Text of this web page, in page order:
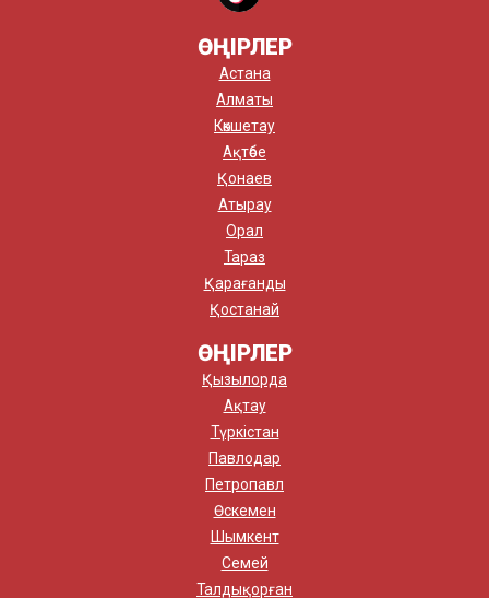
ӨҢІРЛЕР
Астана
Алматы
Көкшетау
Ақтөбе
Қонаев
Атырау
Орал
Тараз
Қарағанды
Қостанай
ӨҢІРЛЕР
Қызылорда
Ақтау
Түркістан
Павлодар
Петропавл
Өскемен
Шымкент
Семей
Талдықорған